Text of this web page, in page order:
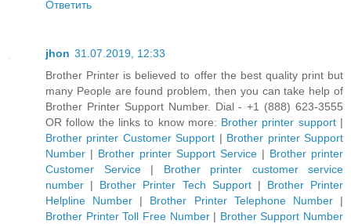
Ответить
jhon 31.07.2019, 12:33
Brother Printer is believed to offer the best quality print but
many People are found problem, then you can take help of
Brother Printer Support Number. Dial - +1 (888) 623-3555
OR follow the links to know more: Brother printer support|
Brother printer Customer Support | Brother printer Support
Number | Brother printer Support Service | Brother printer
Customer Service| Brother printer customer service
number | Brother Printer Tech Support| Brother Printer
Helpline Number | Brother Printer Telephone Number|
Brother Printer Toll Free Number| Brother Support Number